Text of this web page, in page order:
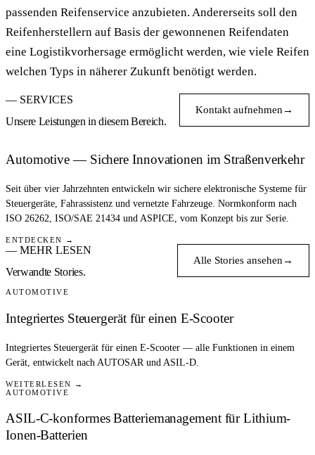
passenden Reifenservice anzubieten. Andererseits soll den
Reifenherstellern auf Basis der gewonnenen Reifendaten
eine Logistikvorhersage ermöglicht werden, wie viele Reifen
welchen Typs in näherer Zukunft benötigt werden.
— SERVICES
Unsere Leistungen in diesem Bereich.
Kontakt aufnehmen →
Automotive — Sichere Innovationen im Straßenverkehr
Seit über vier Jahrzehnten entwickeln wir sichere elektronische Systeme für
Steuergeräte, Fahrassistenz und vernetzte Fahrzeuge. Normkonform nach
ISO 26262, ISO/SAE 21434 und ASPICE, vom Konzept bis zur Serie.
ENTDECKEN →
— MEHR LESEN
Verwandte Stories.
Alle Stories ansehen →
AUTOMOTIVE
Integriertes Steuergerät für einen E-Scooter
Integriertes Steuergerät für einen E-Scooter — alle Funktionen in einem
Gerät, entwickelt nach AUTOSAR und ASIL-D.
WEITERLESEN →
AUTOMOTIVE
ASIL-C-konformes Batteriemanagement für Lithium-
Ionen-Batterien